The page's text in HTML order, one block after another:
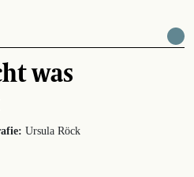
was
Ursula Röck